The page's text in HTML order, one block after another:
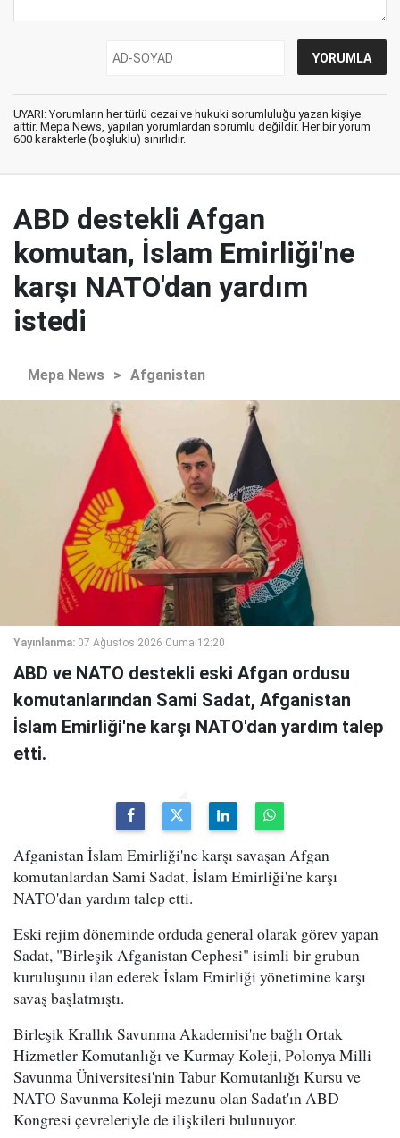
UYARI: Yorumların her türlü cezai ve hukuki sorumluluğu yazan kişiye
aittir. Mepa News, yapılan yorumlardan sorumlu değildir. Her bir yorum
600 karakterle (boşluklu) sınırlıdır.
ABD destekli Afgan
komutan, İslam Emirliği'ne
karşı NATO'dan yardım
istedi
Mepa News > Afganistan
Yayınlanma: 07 Ağustos 2026 Cuma 12:20
ABD ve NATO destekli eski Afgan ordusu
komutanlarından Sami Sadat, Afganistan
İslam Emirliği'ne karşı NATO'dan yardım talep
etti.
Afganistan İslam Emirliği'ne karşı savaşan Afgan
komutanlardan Sami Sadat, İslam Emirliği'ne karşı
NATO'dan yardım talep etti.
Eski rejim döneminde orduda general olarak görev yapan
Sadat, "Birleşik Afganistan Cephesi" isimli bir grubun
kuruluşunu ilan ederek İslam Emirliği yönetimine karşı
savaş başlatmıştı.
Birleşik Krallık Savunma Akademisi'ne bağlı Ortak
Hizmetler Komutanlığı ve Kurmay Koleji, Polonya Milli
Savunma Üniversitesi'nin Tabur Komutanlığı Kursu ve
NATO Savunma Koleji mezunu olan Sadat'ın ABD
Kongresi çevreleriyle de ilişkileri bulunuyor.